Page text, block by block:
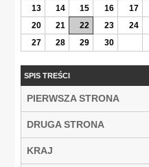
13
14 15 16 17
20
21 22 23 24
27
28 29 30
SPIS TREŚCI
PIERWSZA STRONA
DRUGA STRONA
KRAJ